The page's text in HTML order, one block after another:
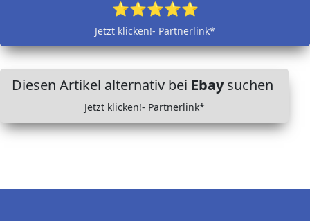
⭐⭐⭐⭐⭐
Jetzt klicken!- Partnerlink*
Diesen Artikel alternativ bei Ebaysuchen
Jetzt klicken!- Partnerlink*